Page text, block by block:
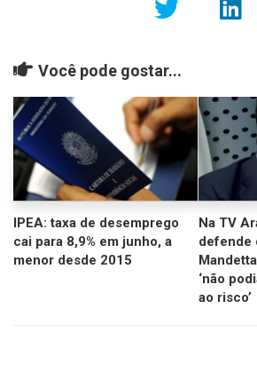
Você pode gostar...
IPEA: taxa de desemprego
cai para 8,9% em junho, a
menor desde 2015
Na TV
defende
‘não
ao risco’